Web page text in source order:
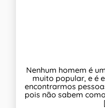
Nenhum homem é
muito popular, e é
encontrarmos
pois não sabem